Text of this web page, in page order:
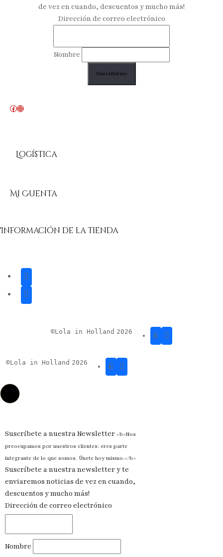
de vez en cuando, descuentos y mucho más!
Dirección de correo electrónico
Nombre
Facebook
Instagram
Mi Cuenta
Logística
Información de la tienda
©Lola in Holland 2026
©Lola in Holland 2026
Suscríbete a nuestra Newsletter <b>Nos
preocupamos por nuestros clientes: eres parte
integrante de lo que somos. Únete hoy mismo.</b>
Suscríbete a nuestra newsletter y te
enviaremos noticias de vez en cuando,
descuentos y mucho más!
Dirección de correo electrónico
Nombre